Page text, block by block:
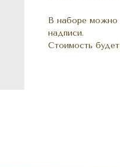
В наборе можно
надписи.
Стоимость